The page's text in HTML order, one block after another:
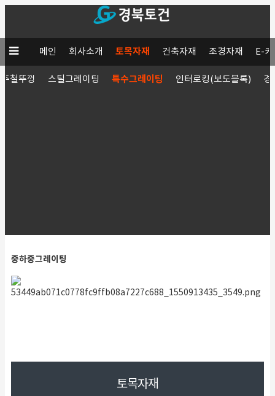
메인 회사소개 토목자재 건축자재 조경자재 E-
주철뚜껑 스틸그레이팅 특수그레이팅 인터로킹(보도블록) 경
중하중그레이팅
토목자재